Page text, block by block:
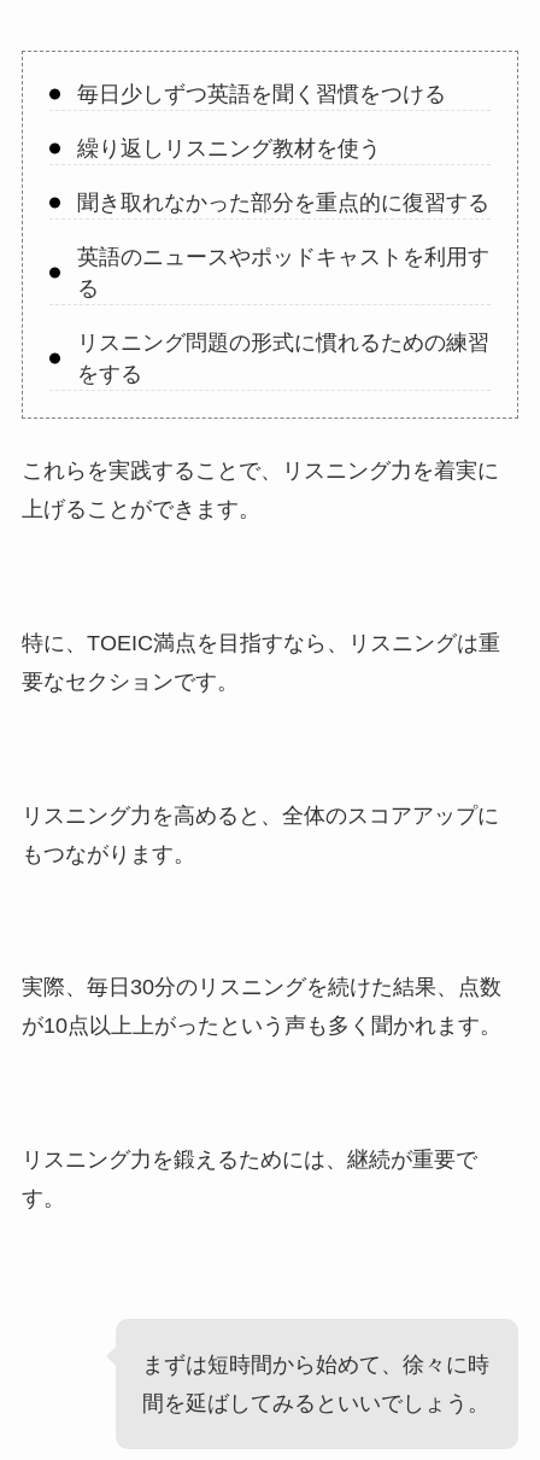
毎日少しずつ英語を聞く習慣をつける
繰り返しリスニング教材を使う
聞き取れなかった部分を重点的に復習する
英語のニュースやポッドキャストを利用す
る
リスニング問題の形式に慣れるための練習
をする
これらを実践することで、リスニング力を着実に
上げることができます。
特に、TOEIC満点を目指すなら、リスニングは重
要なセクションです。
リスニング力を高めると、全体のスコアアップに
もつながります。
実際、毎日30分のリスニングを続けた結果、点数
が10点以上上がったという声も多く聞かれます。
リスニング力を鍛えるためには、継続が重要で
す。
まずは短時間から始めて、徐々に時
間を延ばしてみるといいでしょう。